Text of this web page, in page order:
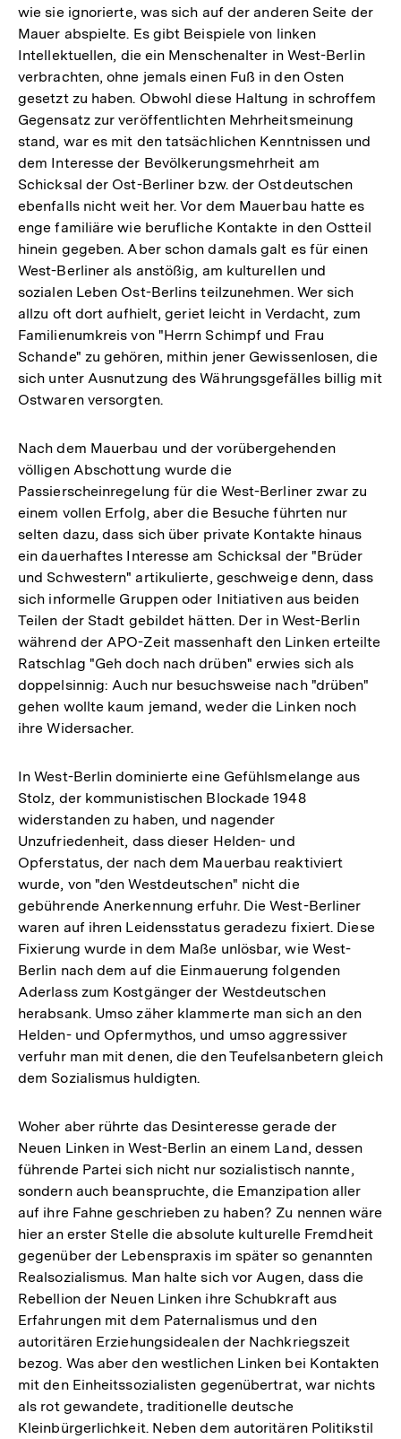
wie sie ignorierte, was sich auf der anderen Seite der
Mauer abspielte. Es gibt Beispiele von linken
Intellektuellen, die ein Menschenalter in West-Berlin
verbrachten, ohne jemals einen Fuß in den Osten
gesetzt zu haben. Obwohl diese Haltung in schroffem
Gegensatz zur veröffentlichten Mehrheitsmeinung
stand, war es mit den tatsächlichen Kenntnissen und
dem Interesse der Bevölkerungsmehrheit am
Schicksal der Ost-Berliner bzw. der Ostdeutschen
ebenfalls nicht weit her. Vor dem Mauerbau hatte es
enge familiäre wie berufliche Kontakte in den Ostteil
hinein gegeben. Aber schon damals galt es für einen
West-Berliner als anstößig, am kulturellen und
sozialen Leben Ost-Berlins teilzunehmen. Wer sich
allzu oft dort aufhielt, geriet leicht in Verdacht, zum
Familienumkreis von "Herrn Schimpf und Frau
Schande" zu gehören, mithin jener Gewissenlosen, die
sich unter Ausnutzung des Währungsgefälles billig mit
Ostwaren versorgten.
Nach dem Mauerbau und der vorübergehenden
völligen Abschottung wurde die
Passierscheinregelung für die West-Berliner zwar zu
einem vollen Erfolg, aber die Besuche führten nur
selten dazu, dass sich über private Kontakte hinaus
ein dauerhaftes Interesse am Schicksal der "Brüder
und Schwestern" artikulierte, geschweige denn, dass
sich informelle Gruppen oder Initiativen aus beiden
Teilen der Stadt gebildet hätten. Der in West-Berlin
während der APO-Zeit massenhaft den Linken erteilte
Ratschlag "Geh doch nach drüben" erwies sich als
doppelsinnig: Auch nur besuchsweise nach "drüben"
gehen wollte kaum jemand, weder die Linken noch
ihre Widersacher.
In West-Berlin dominierte eine Gefühlsmelange aus
Stolz, der kommunistischen Blockade 1948
widerstanden zu haben, und nagender
Unzufriedenheit, dass dieser Helden- und
Opferstatus, der nach dem Mauerbau reaktiviert
wurde, von "den Westdeutschen" nicht die
gebührende Anerkennung erfuhr. Die West-Berliner
waren auf ihren Leidensstatus geradezu fixiert. Diese
Fixierung wurde in dem Maße unlösbar, wie West-
Berlin nach dem auf die Einmauerung folgenden
Aderlass zum Kostgänger der Westdeutschen
herabsank. Umso zäher klammerte man sich an den
Helden- und Opfermythos, und umso aggressiver
verfuhr man mit denen, die den Teufelsanbetern gleich
dem Sozialismus huldigten.
Woher aber rührte das Desinteresse gerade der
Neuen Linken in West-Berlin an einem Land, dessen
führende Partei sich nicht nur sozialistisch nannte,
sondern auch beanspruchte, die Emanzipation aller
auf ihre Fahne geschrieben zu haben? Zu nennen wäre
hier an erster Stelle die absolute kulturelle Fremdheit
gegenüber der Lebenspraxis im später so genannten
Realsozialismus. Man halte sich vor Augen, dass die
Rebellion der Neuen Linken ihre Schubkraft aus
Erfahrungen mit dem Paternalismus und den
autoritären Erziehungsidealen der Nachkriegszeit
bezog. Was aber den westlichen Linken bei Kontakten
mit den Einheitssozialisten gegenübertrat, war nichts
als rot gewandete, traditionelle deutsche
Kleinbürgerlichkeit. Neben dem autoritären Politikstil